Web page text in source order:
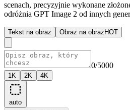
scenach, precyzyjnie wykonane
odróżnia GPT Image 2 od innych
Tekst na obraz Obraz na obraz HOT
0/5000
1K 2K 4K
auto